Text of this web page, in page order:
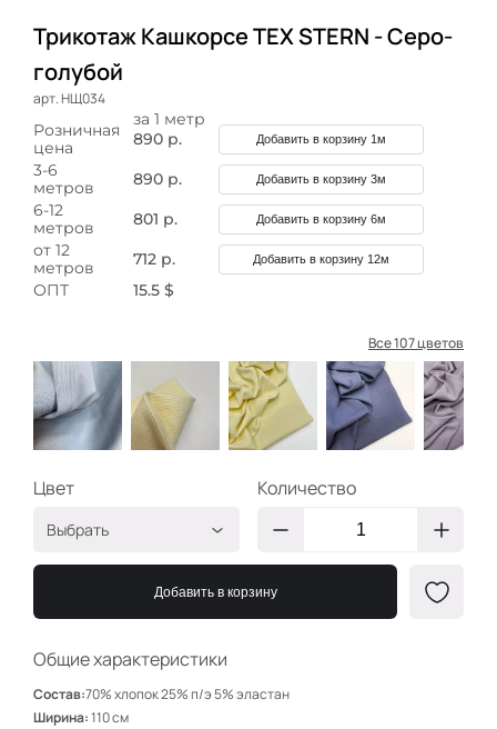
Трикотаж Кашкорсе TEX STERN - Серо-
голубой
арт. НЩ034
Общие характеристики
Состав:70% хлопок 25% п/э 5% эластан
Ширина:110 см
за 1 метр
Розничная
цена
890 р. Добавить в корзину 1м
3-6
метров
890 р. Добавить в корзину 3м
6-12
метров
801 р. Добавить в корзину 6м
от 12
метров
712 р. Добавить в корзину 12м
ОПТ 15.5 $
Все 107 цветов
Цвет
Выбрать
Пыльно-голубой
НЩ033
НЩ167
Пыльно-голубой
Сероголубой
Количество
Добавить в корзину